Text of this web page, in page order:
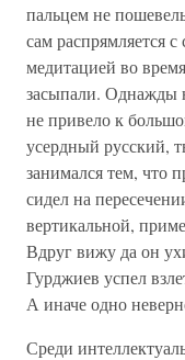
пальцем не
сам распрямляется
медитацией во
засыпали. Однажды
не привело к
усердный русский,
занимался тем, что
сидел на
вертикальной,
Вдруг вижу да он
Гурджиев успел
А иначе одно
Среди